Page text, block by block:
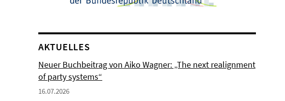
AKTUELLES
Neuer Buchbeitrag von Aiko Wagner: „The next realignment
of party systems“
16.07.2026